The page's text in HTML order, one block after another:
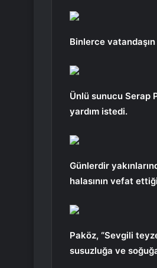
Binlerce
Ünlü sunucu Serap
yardım istedi.
Günlerdir
halasının vefat
Paköz, “Sevgili
susuzluğa ve